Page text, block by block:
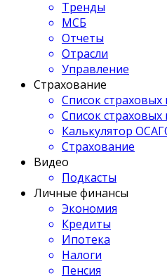
Тренды
МСБ
Отчеты
Отрасли
Управление
Страхование
Список
Список страховых
Калькулятор
Страхование
Видео
Подкасты
Личные финансы
Экономия
Кредиты
Ипотека
Налоги
Пенсия